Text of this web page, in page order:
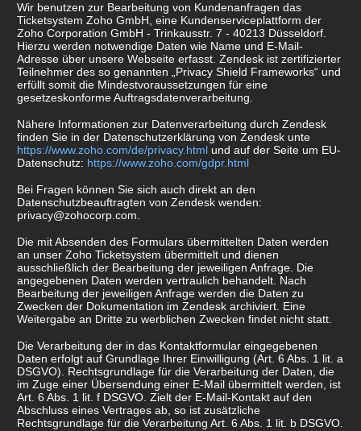
Wir benutzen zur Bearbeitung von Kundenanfragen das
Ticketsystem Zoho GmbH, eine Kundenserviceplattform der
Zoho Corporation GmbH - Trinkausstr. 7 - 40213 Düsseldorf.
Hierzu werden notwendige Daten wie Name und E-Mail-
Adresse über unsere Webseite erfasst. Zendesk ist zertifizierter
Teilnehmer des so genannten „Privacy Shield Frameworks“ und
erfüllt somit die Mindestvoraussetzungen für eine
gesetzeskonforme Auftragsdatenverarbeitung.
Nähere Informationen zur Datenverarbeitung durch Zendesk
finden Sie in der Datenschutzerklärung von Zendesk unte
https://www.zoho.com/de/privacy.html und auf der Seite um EU-
Datenschutz: https://www.zoho.com/gdpr.html
Bei Fragen können Sie sich auch direkt an den
Datenschutzbeauftragten von Zendesk wenden:
privacy@zohocorp.com.
Die mit Absenden des Formulars übermittelten Daten werden
an unser Zoho Ticketsystem übermittelt und dienen
ausschließlich der Bearbeitung der jeweiligen Anfrage. Die
angegebenen Daten werden vertraulich behandelt. Nach
Bearbeitung der jeweiligen Anfrage werden die Daten zu
Zwecken der Dokumentation im Zendesk archiviert. Eine
Weitergabe an Dritte zu werblichen Zwecken findet nicht statt.
Die Verarbeitung der in das Kontaktformular eingegebenen
Daten erfolgt auf Grundlage Ihrer Einwilligung (Art. 6 Abs. 1 lit. a
DSGVO). Rechtsgrundlage für die Verarbeitung der Daten, die
im Zuge einer Übersendung einer E-Mail übermittelt werden, ist
Art. 6 Abs. 1 lit. f DSGVO. Zielt der E-Mail-Kontakt auf den
Abschluss eines Vertrages ab, so ist zusätzliche
Rechtsgrundlage für die Verarbeitung Art. 6 Abs. 1 lit. b DSGVO.